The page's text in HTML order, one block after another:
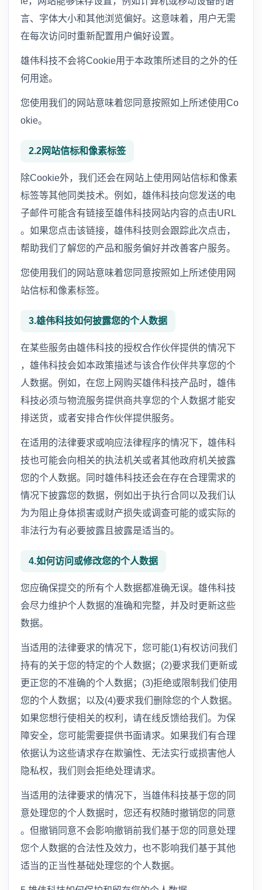
言、字体大小和其他浏览偏好。这意味着，用户无需
在每次访问时重新配置用户偏好设置。
雄伟科技不会将Cookie用于本政策所述目的之外的任
何用途。
您使用我们的网站意味着您同意按照如上所述使用Co
okie。
2.2网站信标和像素标签
除Cookie外，我们还会在网站上使用网站信标和像素
标签等其他同类技术。例如，雄伟科技向您发送的电
子邮件可能含有链接至雄伟科技网站内容的点击URL
。如果您点击该链接，雄伟科技则会跟踪此次点击，
帮助我们了解您的产品和服务偏好并改善客户服务。
您使用我们的网站意味着您同意按照如上所述使用网
站信标和像素标签。
3.雄伟科技如何披露您的个人数据
在某些服务由雄伟科技的授权合作伙伴提供的情况下
，雄伟科技会如本政策描述与该合作伙伴共享您的个
人数据。例如，在您上网购买雄伟科技产品时，雄伟
科技必须与物流服务提供商共享您的个人数据才能安
排送货，或者安排合作伙伴提供服务。
在适用的法律要求或响应法律程序的情况下，雄伟科
技也可能会向相关的执法机关或者其他政府机关披露
您的个人数据。同时雄伟科技还会在存在合理需求的
情况下披露您的数据，例如出于执行合同以及我们认
为为阻止身体损害或财产损失或调查可能的或实际的
非法行为有必要披露且披露是适当的。
4.如何访问或修改您的个人数据
您应确保提交的所有个人数据都准确无误。雄伟科技
会尽力维护个人数据的准确和完整，并及时更新这些
数据。
当适用的法律要求的情况下，您可能(1)有权访问我们
持有的关于您的特定的个人数据；(2)要求我们更新或
更正您的不准确的个人数据；(3)拒绝或限制我们使用
您的个人数据；以及(4)要求我们删除您的个人数据。
如果您想行使相关的权利，请在线反馈给我们。为保
障安全，您可能需要提供书面请求。如果我们有合理
依据认为这些请求存在欺骗性、无法实行或损害他人
隐私权，我们则会拒绝处理请求。
当适用的法律要求的情况下，当雄伟科技基于您的同
意处理您的个人数据时，您还有权随时撤销您的同意
。但撤销同意不会影响撤销前我们基于您的同意处理
您个人数据的合法性及效力，也不影响我们基于其他
适当的正当性基础处理您的个人数据。